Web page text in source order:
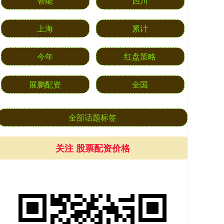
上海 累计
今年 红盘策略
展鹏配资 全国
全部话题标签
关注 股票配资价格